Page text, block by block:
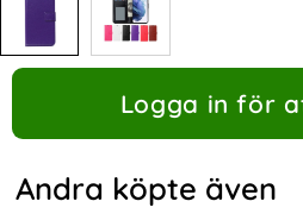
Logga in för
Andra köpte även